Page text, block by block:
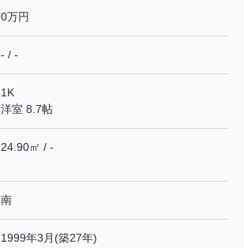
0万円
- / -
1K
洋室 8.7帖
24.90㎡ / -
南
1999年3月(築27年)